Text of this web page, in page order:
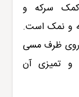
کمک سرکه و
و نمک است.
روی ظرف مسی
و تمیزی آن